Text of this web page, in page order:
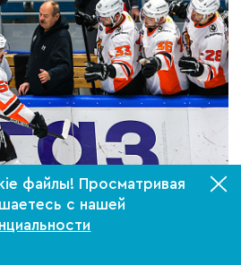
файлы! Просматривая
с нашей